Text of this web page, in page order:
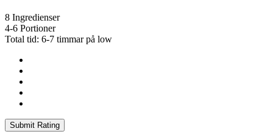
8 Ingredienser
4-6 Portioner
Total tid: 6-7 timmar på low
Submit Rating